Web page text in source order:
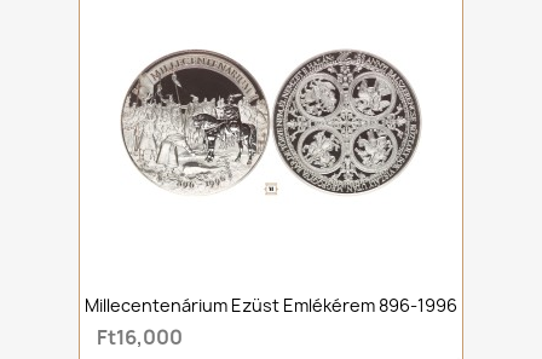
Millecentenárium Ezüst Emlékérem 896-1996
Ft16,000